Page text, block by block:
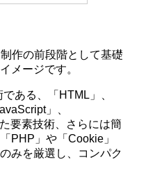
作の前段階として基礎
メージです。
ある、「HTML」、
」、
要素技術、さらには簡
PHP」や「Cookie」
みを厳選し、コンパク